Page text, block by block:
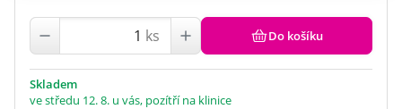
ks Do košíku
Skladem
ve středu 12. 8. u vás, pozítří na klinice